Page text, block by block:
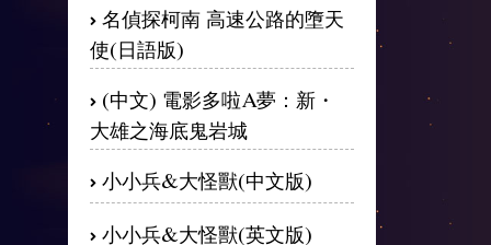
名偵探柯南 高速公路的墮天
使(日語版)
(中文) 電影多啦A夢：新・
大雄之海底鬼岩城
小小兵&大怪獸(中文版)
小小兵&大怪獸(英文版)